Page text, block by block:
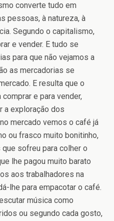
converte tudo em
pessoas, à natureza, à
Segundo o capitalismo,
e vender. E tudo se
para que não vejamos a
as mercadorias se
E resulta que o
e para vender,
a exploração dos
mercado vemos o café já
ou frasco muito bonitinho,
sofreu para colher o
lhe pagou muito barato
aos trabalhadores na
lhe para empacotar o café.
música como
ou segundo cada gosto,